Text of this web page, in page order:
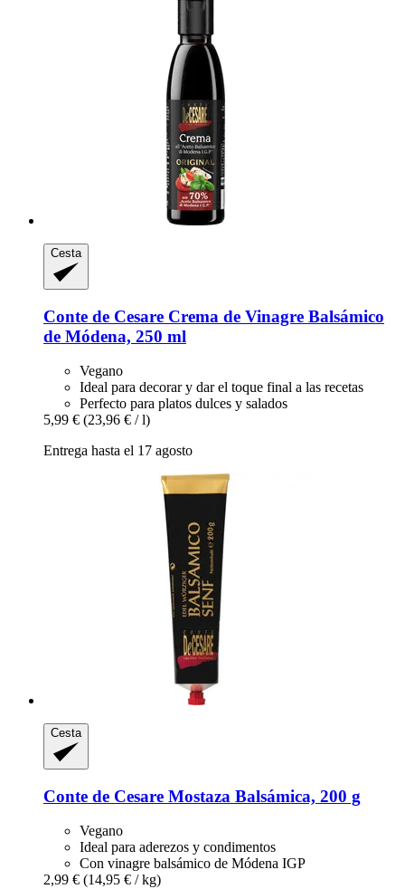
Cesta
Conte de Cesare Crema de Vinagre Balsámico
de Módena, 250 ml
Vegano
Ideal para decorar y dar el toque final a las recetas
Perfecto para platos dulces y salados
5,99 € (23,96 € / l)
Entrega hasta el 17 agosto
Cesta
Conte de Cesare Mostaza Balsámica, 200 g
Vegano
Ideal para aderezos y condimentos
Con vinagre balsámico de Módena IGP
2,99 € (14,95 € / kg)